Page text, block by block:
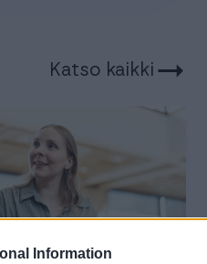
Information
Katso kaikki